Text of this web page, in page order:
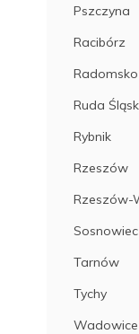
Pszczyna
Racibórz
Radomsko
Ruda
Rybnik
Rzeszów
Rzeszów-
Sosnowiec
Tarnów
Tychy
Wadowice